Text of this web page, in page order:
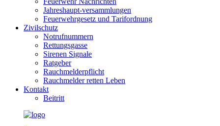
Jahreshaupt-versammlungen
Feuerwehrgesetz und Tarifordnung
Zivilschutz
Notrufnummern
Rettungsgasse
Sirenen Signale
Ratgeber
Rauchmelderpflicht
Rauchmelder retten Leben
Kontakt
Beitritt